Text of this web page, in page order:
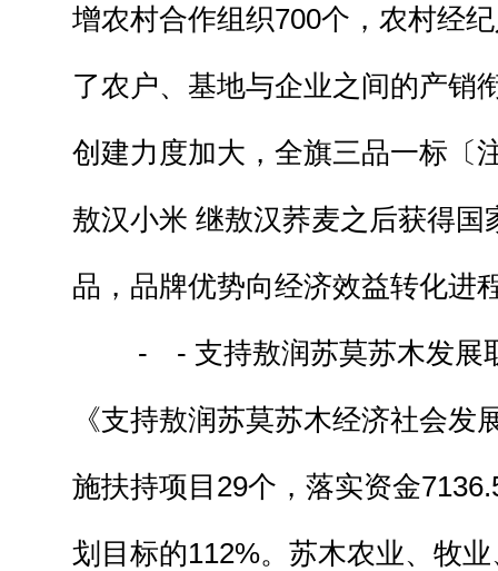
增农村合作组织700个，农村经
了农户、基地与企业之间的产销
创建力度加大，全旗三品一标〔
敖汉小米 继敖汉荞麦之后获得国
品，品牌优势向经济效益转化进
- - 支持敖润苏莫苏木发展取
《支持敖润苏莫苏木经济社会发
施扶持项目29个，落实资金
划目标的112%。苏木农业、牧